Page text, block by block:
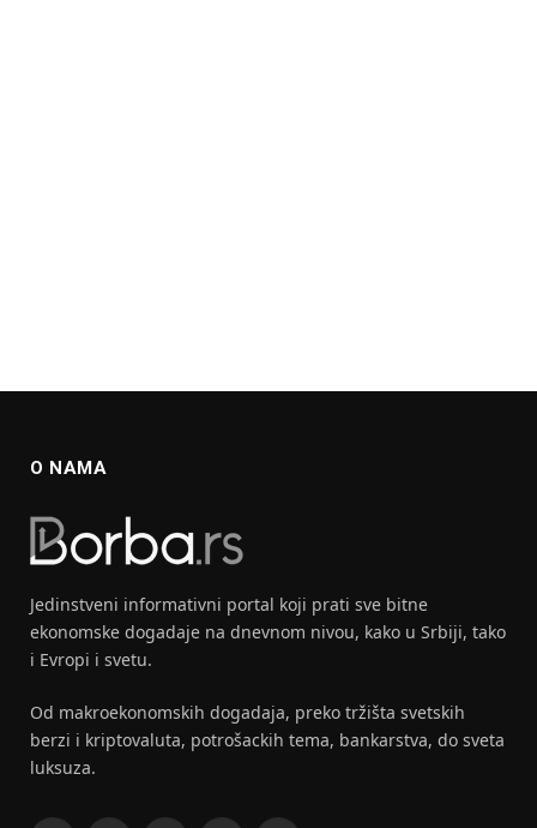
O NAMA
Jedinstveni informativni portal koji prati sve bitne
ekonomske dogadaje na dnevnom nivou, kako u Srbiji, tako
i Evropi i svetu.
Od makroekonomskih dogadaja, preko tržišta svetskih
berzi i kriptovaluta, potrošackih tema, bankarstva, do sveta
luksuza.